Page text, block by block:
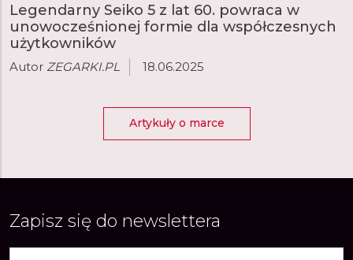
Legendarny Seiko 5 z lat 60. powraca w
unowocześnionej formie dla współczesnych
użytkowników
Autor ZEGARKI.PL 18.06.2025
Artykuły o marce
Zapisz się do newslettera